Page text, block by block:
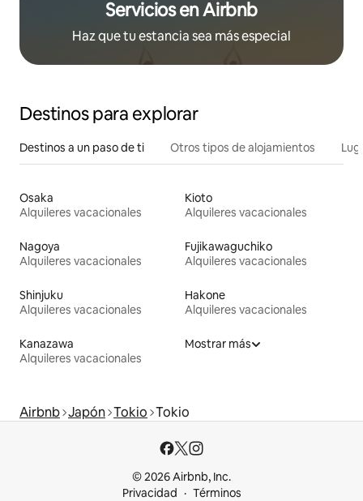
Servicios en Airbnb
Haz que tu estancia sea más especial
Destinos para explorar
Destinos a un paso de ti Otros tipos de alojamientos
Osaka
Alquileres vacacionales
Kioto
Alquileres vacacionales
Nagoya
Alquileres vacacionales
Fujikawaguchiko
Alquileres vacacionales
Shinjuku
Alquileres vacacionales
Hakone
Alquileres vacacionales
Kanazawa
Alquileres vacacionales
Mostrar más
Airbnb Japón Tokio Tokio
© 2026 Airbnb, Inc.
Privacidad
Términos